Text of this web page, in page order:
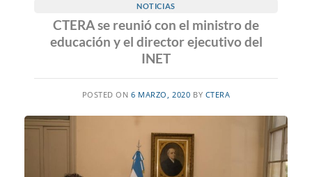
NOTICIAS
CTERA se reunió con el ministro de
educación y el director ejecutivo del
INET
POSTED ON6 MARZO, 2020 BY CTERA